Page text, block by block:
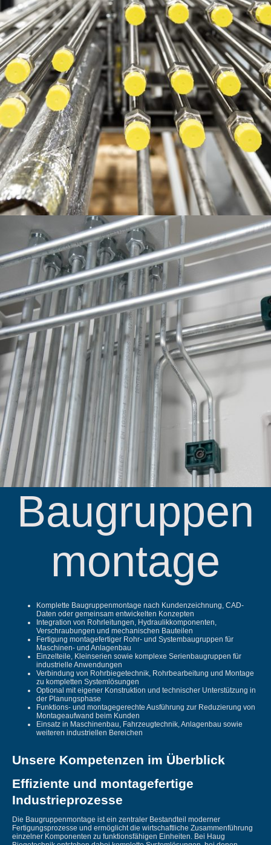
Baugruppen
montage
Komplette Baugruppenmontage nach Kundenzeichnung, CAD-
Daten oder gemeinsam entwickelten Konzepten
Integration von Rohrleitungen, Hydraulikkomponenten,
Verschraubungen und mechanischen Bauteilen
Fertigung montagefertiger Rohr- und Systembaugruppen für
Maschinen- und Anlagenbau
Einzelteile, Kleinserien sowie komplexe Serienbaugruppen für
industrielle Anwendungen
Verbindung von Rohrbiegetechnik, Rohrbearbeitung und Montage
zu kompletten Systemlösungen
Optional mit eigener Konstruktion und technischer Unterstützung in
der Planungsphase
Funktions- und montagegerechte Ausführung zur Reduzierung von
Montageaufwand beim Kunden
Einsatz in Maschinenbau, Fahrzeugtechnik, Anlagenbau sowie
weiteren industriellen Bereichen
Unsere Kompetenzen im Überblick
Effiziente und montagefertige
Industrieprozesse
Die Baugruppenmontage ist ein zentraler Bestandteil moderner
Fertigungsprozesse und ermöglicht die wirtschaftliche Zusammenführung
einzelner Komponenten zu funktionsfähigen Einheiten. Bei Haug